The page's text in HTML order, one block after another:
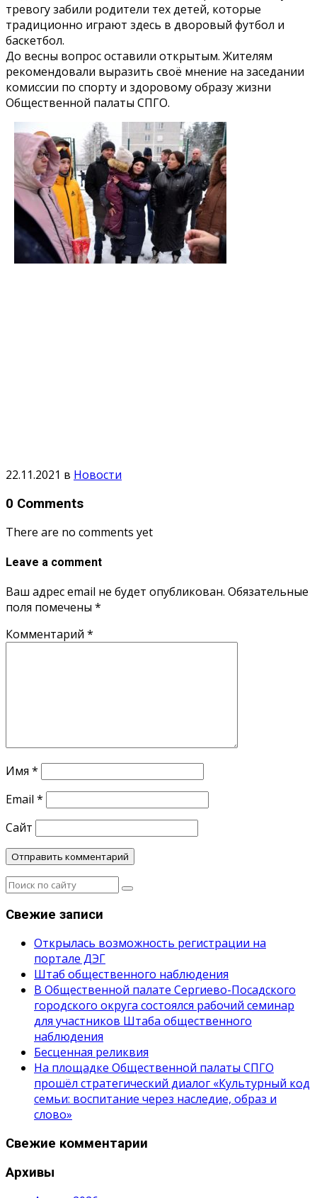
тревогу забили родители тех детей, которые
традиционно играют здесь в дворовый футбол и
баскетбол.
До весны вопрос оставили открытым. Жителям
рекомендовали выразить своё мнение на заседании
комиссии по спорту и здоровому образу жизни
Общественной палаты СПГО.
22.11.2021 в Новости
0 Comments
There are no comments yet
Leave a comment
Ваш адрес email не будет опубликован. Обязательные
поля помечены *
Комментарий *
Имя *
Email *
Сайт
Свежие записи
Открылась возможность регистрации на
портале ДЭГ
Штаб общественного наблюдения
В Общественной палате Сергиево-Посадского
городского округа состоялся рабочий семинар
для участников Штаба общественного
наблюдения
Бесценная реликвия
На площадке Общественной палаты СПГО
прошёл стратегический диалог «Культурный код
семьи: воспитание через наследие, образ и
слово»
Свежие комментарии
Архивы